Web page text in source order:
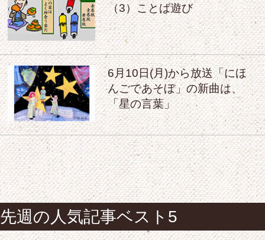
（3）ことば遊び
6月10日(月)から放送「にほ
んごであそぼ」の新曲は、
「星の言葉」
先週の人気記事ベスト5